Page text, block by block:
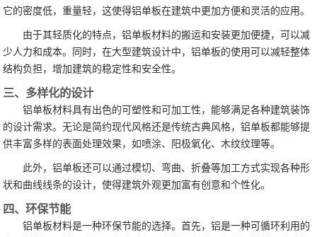
它的密度低，重量轻，这使得铝单板在建筑中更加方便和灵活的应用。
由于其轻质化的特点，铝单板材料的搬运和安装更加便捷，可以减
少人力和成本。同时，在大型建筑设计中，铝单板的使用可以减轻整体
结构负担，增加建筑的稳定性和安全性。
三、多样化的设计
铝单板材料具有出色的可塑性和可加工性，能够满足各种建筑装饰
的设计需求。无论是简约现代风格还是传统古典风格，铝单板都能够提
供丰富多样的表面处理效果，如喷涂、阳极氧化、木纹纹理等。
此外，铝单板还可以通过模切、弯曲、折叠等加工方式实现各种形
状和曲线线条的设计，使得建筑外观更加富有创意和个性化。
四、环保节能
铝单板材料是一种环保节能的选择。首先，铝是一种可循环利用的